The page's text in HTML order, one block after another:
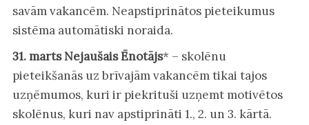
savām vakancēm. Neapstiprinātos pieteikumus
sistēma automātiski noraida.
31. marts Nejaušais Ēnotājs* – skolēnu
pieteikšanās uz brīvajām vakancēm tikai tajos
uzņēmumos, kuri ir piekrituši uzņemt motivētos
skolēnus, kuri nav apstiprināti 1., 2. un 3. kārtā.